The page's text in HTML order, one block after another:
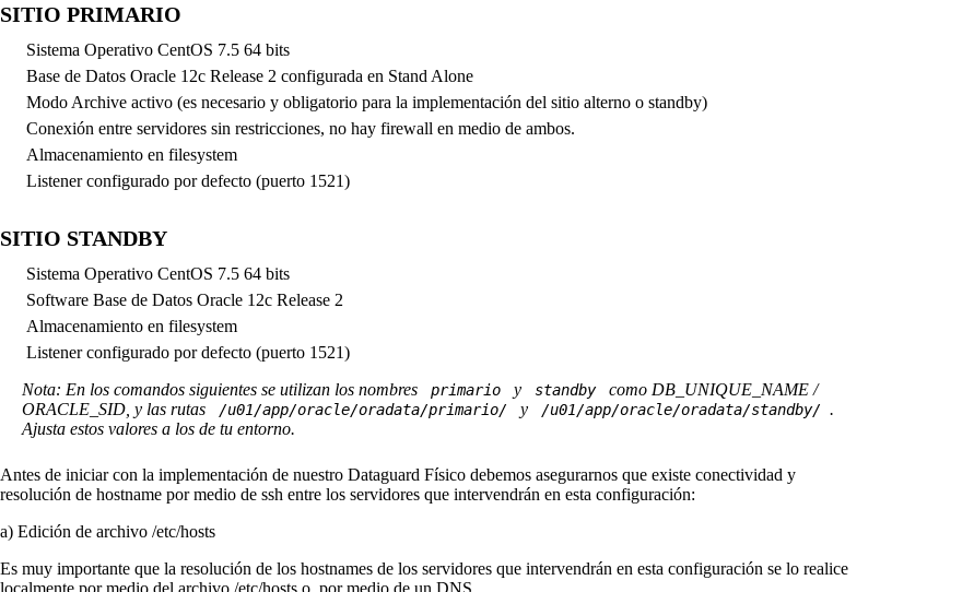
SITIO PRIMARIO
Sistema Operativo CentOS 7.5 64 bits
Base de Datos Oracle 12c Release 2 configurada en Stand Alone
Modo Archive activo (es necesario y obligatorio para la implementación del sitio alterno o standby)
Conexión entre servidores sin restricciones, no hay firewall en medio de ambos.
Almacenamiento en filesystem
Listener configurado por defecto (puerto 1521)
SITIO STANDBY
Sistema Operativo CentOS 7.5 64 bits
Software Base de Datos Oracle 12c Release 2
Almacenamiento en filesystem
Listener configurado por defecto (puerto 1521)
Nota: En los comandos siguientes se utilizan los nombres primario y standby
como DB_UNIQUE_NAME /
ORACLE_SID, y las rutas
/u01/app/oracle/oradata/primario/ y /u01/app/oracle/oradata/standby/ .
Ajusta estos valores a los de tu entorno.
Antes de iniciar con la implementación de nuestro Dataguard Físico debemos asegurarnos que existe conectividad y
resolución de hostname por medio de ssh entre los servidores que intervendrán en esta configuración:
a) Edición de archivo /etc/hosts
Es muy importante que la resolución de los hostnames de los servidores que intervendrán en esta configuración se lo realice
localmente por medio del archivo /etc/hosts o por medio de un DNS.